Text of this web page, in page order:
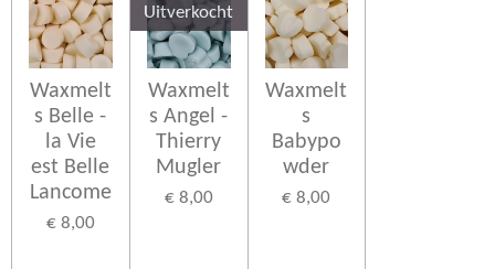
Waxmelt
s Belle -
la Vie
est Belle
Lancome
€ 8,00
Uitverkocht
Waxmelt
s Angel -
Thierry
Mugler
€ 8,00
Waxmelt
s
Babypo
wder
€ 8,00